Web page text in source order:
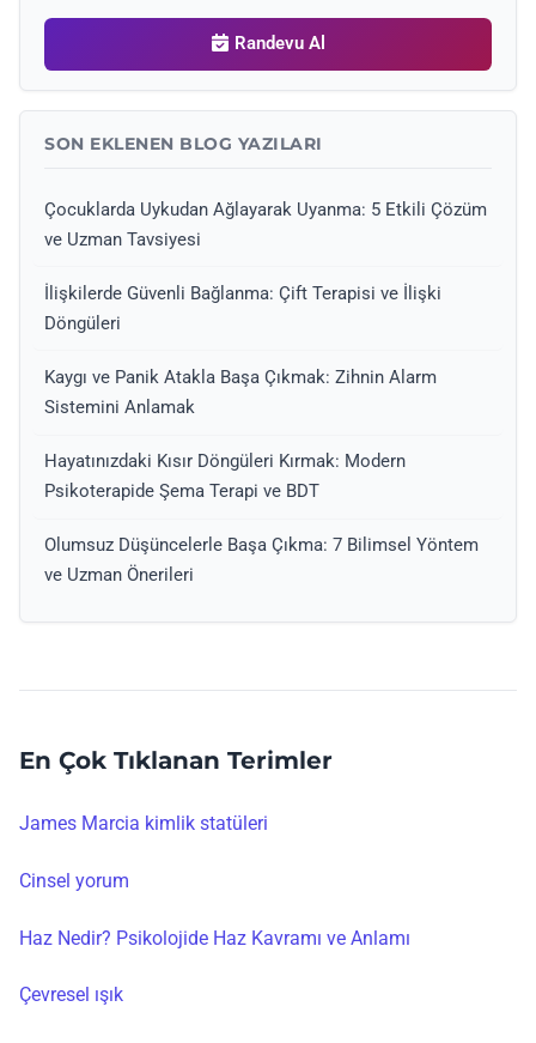
Randevu Al
SON EKLENEN BLOG YAZILARI
Çocuklarda Uykudan Ağlayarak Uyanma: 5 Etkili Çözüm
ve Uzman Tavsiyesi
İlişkilerde Güvenli Bağlanma: Çift Terapisi ve İlişki
Döngüleri
Kaygı ve Panik Atakla Başa Çıkmak: Zihnin Alarm
Sistemini Anlamak
Hayatınızdaki Kısır Döngüleri Kırmak: Modern
Psikoterapide Şema Terapi ve BDT
Olumsuz Düşüncelerle Başa Çıkma: 7 Bilimsel Yöntem
ve Uzman Önerileri
En Çok Tıklanan Terimler
James Marcia kimlik statüleri
Cinsel yorum
Haz Nedir? Psikolojide Haz Kavramı ve Anlamı
Çevresel ışık